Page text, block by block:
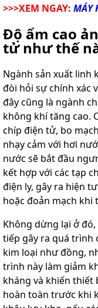
>>>XEM NGAY: MÁY
Độ ẩm cao
tử như thế
Ngành sản xuất linh
đòi hỏi sự chính xác
đây cũng là ngành
không khí tăng cao.
chíp điện tử, bo
nhạy cảm với hơi
nước sẽ bắt đầu
kết hợp với các tạp
điện ly, gây ra hiện
hoặc đoản mạch
Không dừng lại ở
tiếp gây ra quá trình
kim loại như đồng,
trình này làm giảm
kháng và khiến thiết
hoàn toàn trước khi